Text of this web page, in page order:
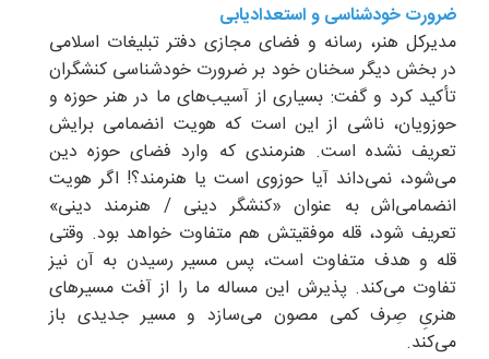
ضرورت خودشناسی و استعدادیابی
مدیرکل هنر، رسانه و فضای مجازی دفتر تبلیغات اسلامی
در بخش دیگر سخنان خود بر ضرورت خودشناسی کنشگران
تأکید کرد و گفت: بسیاری از آسیب‌های ما در هنر حوزه و
حوزویان، ناشی از این است که هویت انضمامی برایش
تعریف نشده است. هنرمندی که وارد فضای حوزه دین
می‌شود، نمی‌داند آیا حوزوی است یا هنرمند؟! اگر هویت
انضمامی‌اش به عنوان «کنشگر دینی / هنرمند دینی»
تعریف شود، قله موفقیتش هم متفاوت خواهد بود. وقتی
قله و هدف متفاوت است، پس مسیر رسیدن به آن نیز
تفاوت می‌کند. پذیرش این مساله ما را از آفت مسیرهای
هنریِ صِرف کمی مصون می‌سازد و مسیر جدیدی باز
می‌کند.